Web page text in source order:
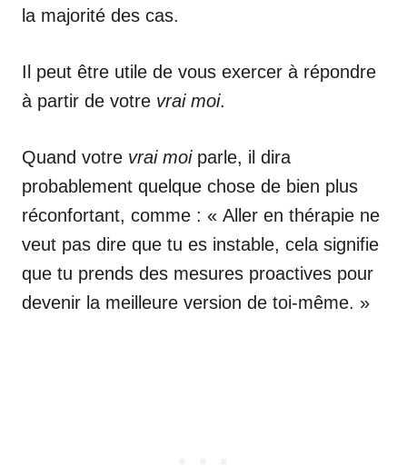
la majorité des cas.
Il peut être utile de vous exercer à répondre
à partir de votre vrai moi.
Quand votre vrai moiparle, il dira
probablement quelque chose de bien plus
réconfortant, comme : « Aller en thérapie ne
veut pas dire que tu es instable, cela signifie
que tu prends des mesures proactives pour
devenir la meilleure version de toi-même. »